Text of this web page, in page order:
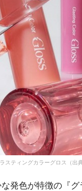
スティングカラーグロス（出
発色が特徴の『